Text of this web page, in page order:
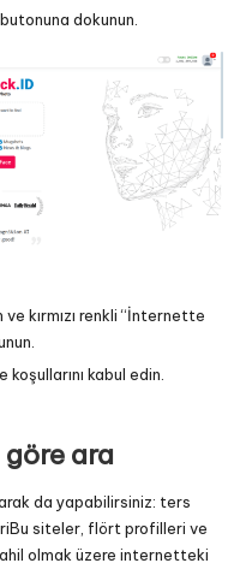
dokunun.
kırmızı renkli “İnternette
kabul edin.
göre ara
da yapabilirsiniz: ters
Bu siteler, flört profilleri ve
olmak üzere internetteki